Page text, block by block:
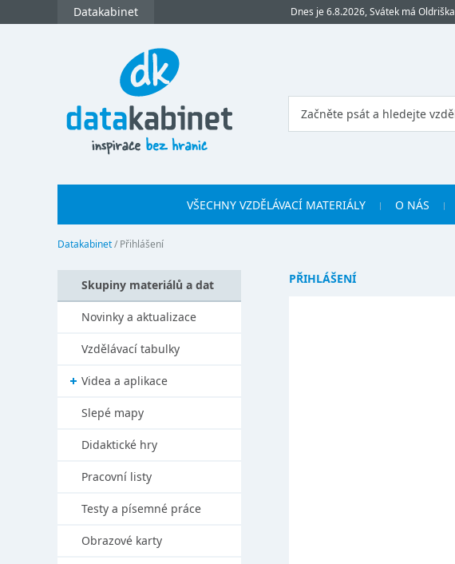
Datakabinet Dnes je 6.8.2026, Svátek má Oldriška
VŠECHNY VZDĚLÁVACÍ MATERIÁLY O NÁS
Datakabinet/ Přihlášení
PŘIHLÁŠENÍ
Skupiny materiálů a dat
Novinky a aktualizace
Vzdělávací tabulky
Videa a aplikace
Slepé mapy
Didaktické hry
Pracovní listy
Testy a písemné práce
Obrazové karty